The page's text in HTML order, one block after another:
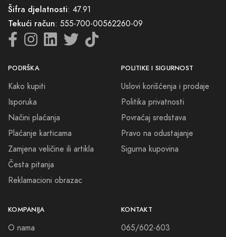
svevremenski parfem. Dior Sauvage je neiscrpni izvor senzacija koji
će vas uvući u svoju priču koja se ne može ispričati riječima. To je
iskustvo koje treba doživjeti, jer svaki čarobni trenutak zaslužuje miris
koji će mu pridodati posebnu notu.
Dođite, istražite našu stranicu i prepustite se mirisnoj avanturi koja
počinje ovdje. Sarajevski duh i Dior Sauvage parfem čekaju samo na
Šifra djelatnosti: 47.91
Tekući račun: 555-700-00562260-09
PODRŠKA
Kako kupiti
Isporuka
Načini plaćanja
Plaćanje karticama
Zamjena veličine ili artikla
Česta pitanja
Reklamacioni obrazac
POLITIKE I SIGURNOST
Uslovi korišćenja i prodaje
Politika privatnosti
Povraćaj sredstava
Pravo na odustajanje
Sigurna kupovina
KOMPANIJA
O nama
KONTAKT
065/602-603